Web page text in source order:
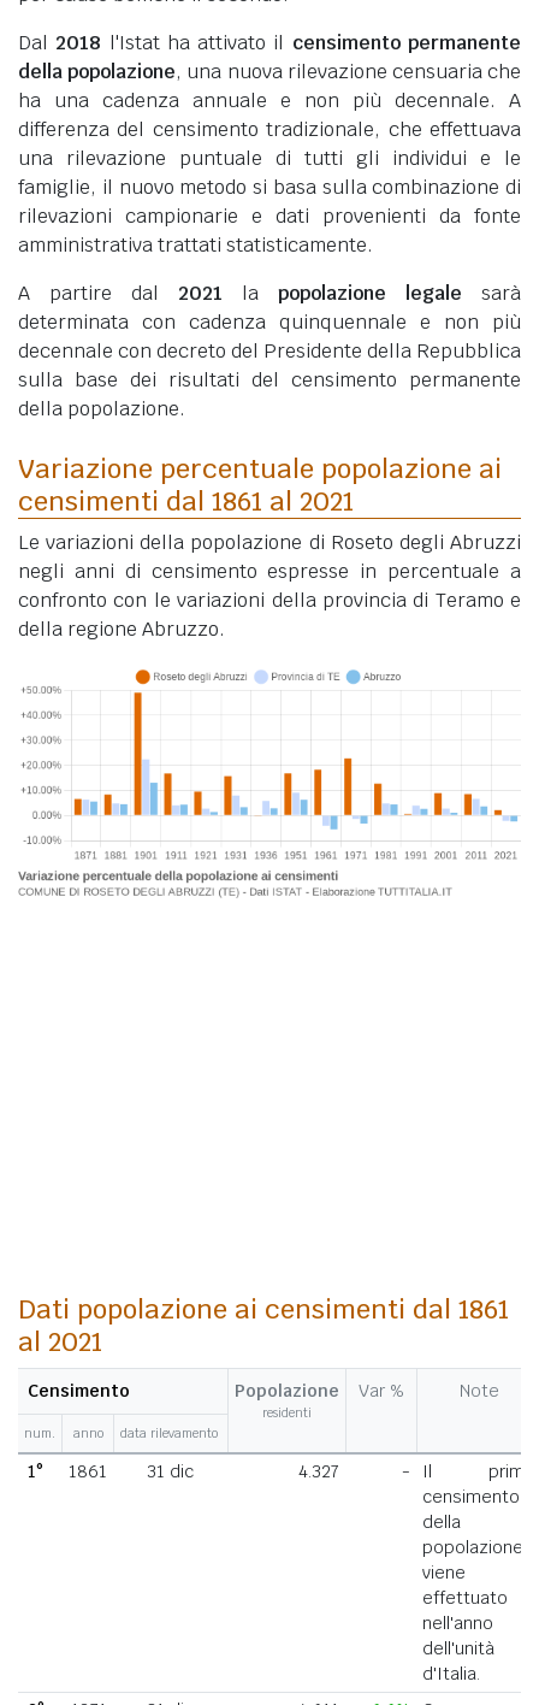
Dal 2018 l'Istat ha attivato il censimento permanente
della popolazione, una nuova rilevazione censuaria che
ha una cadenza annuale e non più decennale. A
differenza del censimento tradizionale, che effettuava
una rilevazione puntuale di tutti gli individui e le
famiglie, il nuovo metodo si basa sulla combinazione di
rilevazioni campionarie e dati provenienti da fonte
amministrativa trattati statisticamente.
A partire dal 2021 la popolazione legale sarà
determinata con cadenza quinquennale e non più
decennale con decreto del Presidente della Repubblica
sulla base dei risultati del censimento permanente
della popolazione.
Variazione percentuale popolazione ai
censimenti dal 1861 al 2021
Le variazioni della popolazione di Roseto degli Abruzzi
negli anni di censimento espresse in percentuale a
confronto con le variazioni della provincia di Teramo e
della regione Abruzzo.
Dati popolazione ai censimenti dal 1861
al 2021
Censimento Popolazione
residenti
Var % Note
num. anno data rilevamento
1° 1861 31 dic 4.327 -
Il primo
censimento
della
popolazione
viene
effettuato
nell'anno
dell'unità
d'Italia.